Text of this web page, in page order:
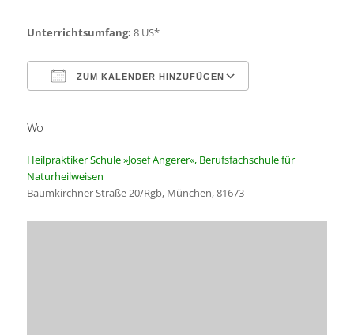
Unterrichtsumfang: 8 US*
ZUM KALENDER HINZUFÜGEN
Wo
Heilpraktiker Schule »Josef Angerer«, Berufsfachschule für
Naturheilweisen
Baumkirchner Straße 20/Rgb, München, 81673